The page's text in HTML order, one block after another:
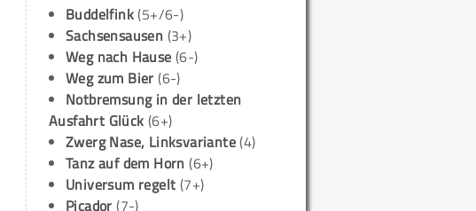
Buddelfink(5+/6-)
Sachsensausen (3+)
Weg nach Hause (6-)
Weg zum Bier (6-)
Notbremsung in der letzten
Ausfahrt Glück (6+)
Zwerg Nase, Linksvariante(4)
Tanz auf dem Horn (6+)
Universum regelt (7+)
Picador (7-)